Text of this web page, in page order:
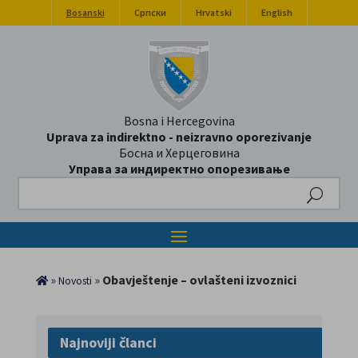
Bosanski Српски Hrvatski English
Bosna i Hercegovina
Uprava za indirektno - neizravno oporezivanje
Босна и Херцеговина
Управа за индиректно опорезивање
»Novosti » Obavještenje – ovlašteni izvoznici
Najnoviji članci